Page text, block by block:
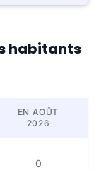
habitants
EN AOÛT
2026
0